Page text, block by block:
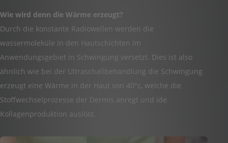
Wie wird denn die Wärme erzeugt?
Durch die konstante Radiowellen werden die
wassermoleküle in den Hautschichten im
Anwendungsgebiet in Schwingung versetzt. Dies ist also
ähnlich wie bei der Ultraschallbehandlung die Schwingung
erzeugt eine Wärme in der Haut von 40°c, welche die
Stoffwechselprozesse der Dermis anregt und ide
Kollagenproduktion auslöst.